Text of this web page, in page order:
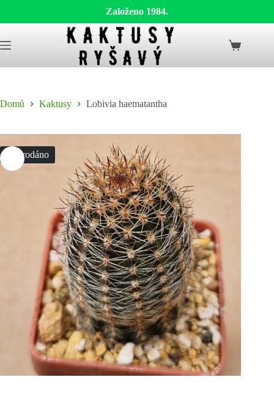
Založeno 1984.
to
content
Shopping
Domů Kaktusy Lobivia haematantha
Vyprodáno